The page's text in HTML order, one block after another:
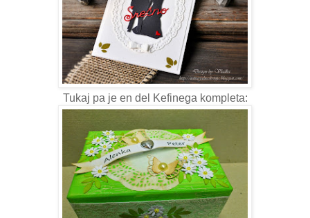
Tukaj pa je en del Kefinega kompleta: